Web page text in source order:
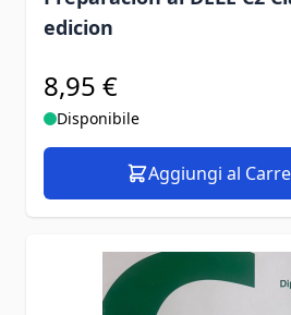
edicion
8,95 €
Disponibile
Aggiungi al